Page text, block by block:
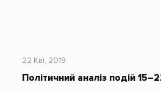
22 Кві, 2019
Політичний аналіз подій